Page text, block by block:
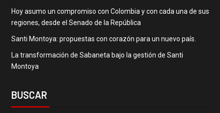
Hoy asumo un compromiso con Colombia y con cada una de sus
regiones, desde el Senado de la República
Santi Montoya: propuestas con corazón para un nuevo país.
La transformación de Sabaneta bajo la gestión de Santi
Montoya
BUSCAR